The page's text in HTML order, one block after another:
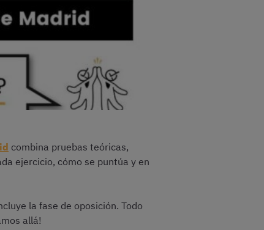
combina pruebas teóricas,
ejercicio, cómo se puntúa y en
la fase de oposición. Todo
allá!